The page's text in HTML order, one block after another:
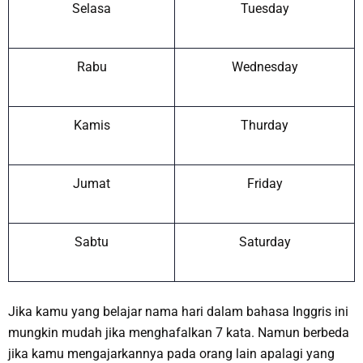
Selasa Tuesday
Rabu Wednesday
Kamis Thurday
Jumat Friday
Sabtu Saturday
Jika kamu yang belajar nama hari dalam bahasa Inggris ini
mungkin mudah jika menghafalkan 7 kata. Namun berbeda
jika kamu mengajarkannya pada orang lain apalagi yang